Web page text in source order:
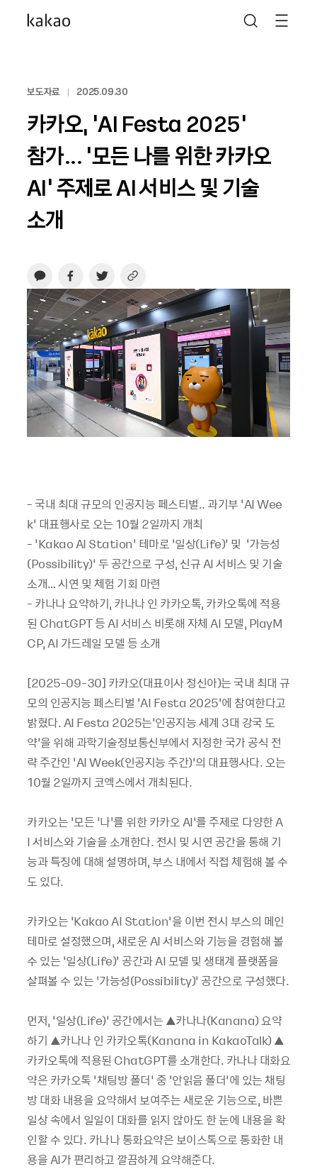
보도자료 2025.09.30
카카오, ‘AI Festa 2025’
참가... ‘모든 나를 위한 카카오
AI’ 주제로 AI 서비스 및 기술
소개
- 국내 최대 규모의 인공지능 페스티벌.. 과기부 ‘AI Wee
k‘ 대표행사로 오는 10월 2일까지 개최
- ‘Kakao AI Station’ 테마로 ‘일상(Life)’ 및 ‘가능성
(Possibility)’ 두 공간으로 구성, 신규 AI 서비스 및 기술
소개… 시연 및 체험 기회 마련
- 카나나 요약하기, 카나나 인 카카오톡, 카카오톡에 적용
된 ChatGPT 등 AI 서비스 비롯해 자체 AI 모델, PlayM
CP, AI 가드레일 모델 등 소개
[2025-09-30] 카카오(대표이사 정신아)는 국내 최대 규
모의 인공지능 페스티벌 ‘AI Festa 2025’에 참여한다고
밝혔다. AI Festa 2025는‘인공지능 세계 3대 강국 도
약’을 위해 과학기술정보통신부에서 지정한 국가 공식 전
략 주간인 ‘AI Week(인공지능 주간)‘의 대표행사다. 오는
10월 2일까지 코엑스에서 개최된다.
카카오는 ‘모든 ‘나’를 위한 카카오 AI’를 주제로 다양한 A
I 서비스와 기술을 소개한다. 전시 및 시연 공간을 통해 기
능과 특징에 대해 설명하며, 부스 내에서 직접 체험해 볼 수
도 있다.
카카오는 ‘Kakao AI Station’을 이번 전시 부스의 메인
테마로 설정했으며, 새로운 AI 서비스와 기능을 경험해 볼
수 있는 ‘일상(Life)’ 공간과 AI 모델 및 생태계 플랫폼을
살펴볼 수 있는 ‘가능성(Possibility)’ 공간으로 구성했다.
먼저, ‘일상(Life)’ 공간에서는 ▲카나나(Kanana) 요약
하기 ▲카나나 인 카카오톡(Kanana in KakaoTalk) ▲
카카오톡에 적용된 ChatGPT를 소개한다. 카나나 대화요
약은 카카오톡 ‘채팅방 폴더’ 중 ‘안읽음 폴더’에 있는 채팅
방 대화 내용을 요약해서 보여주는 새로운 기능으로, 바쁜
일상 속에서 일일이 대화를 읽지 않아도 한 눈에 내용을 확
인할 수 있다. 카나나 통화요약은 보이스톡으로 통화한 내
용을 AI가 편리하고 깔끔하게 요약해준다.